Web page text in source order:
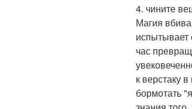
4. чините
Магия
испытывает
час
к верстаку
бормотать